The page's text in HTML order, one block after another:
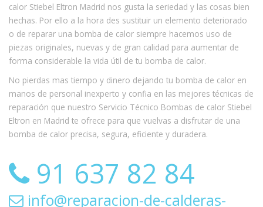
calor Stiebel Eltron Madrid nos gusta la seriedad y las cosas bien
hechas. Por ello a la hora des sustituir un elemento deteriorado
o de reparar una bomba de calor siempre hacemos uso de
piezas originales, nuevas y de gran calidad para aumentar de
forma considerable la vida útil de tu bomba de calor.
No pierdas mas tiempo y dinero dejando tu bomba de calor en
manos de personal inexperto y confia en las mejores técnicas de
reparación que nuestro Servicio Técnico Bombas de calor Stiebel
Eltron en Madrid te ofrece para que vuelvas a disfrutar de una
bomba de calor precisa, segura, eficiente y duradera.
91 637 82 84
info@reparacion-de-calderas-